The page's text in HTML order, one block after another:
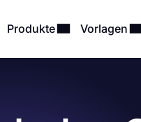
Produkte Vorlagen